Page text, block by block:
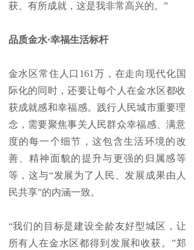
获、有所成就，这是我非常高兴的。”
品质金水·幸福生活标杆
金水区常住人口161万，在走向现代化国
际化的同时，还要让每个人在金水区都收
获成就感和幸福感。践行人民城市重要理
念，需要聚焦事关人民群众幸福感、满意
度的每一个细节，这包含生活环境的改
善、精神面貌的提升与更强的归属感等
等，这与“发展为了人民、发展成果由人
民共享”的内涵一致。
“我们的目标是建设全龄友好型城区，让
所有人在金水区都得到发展和收获。”郑